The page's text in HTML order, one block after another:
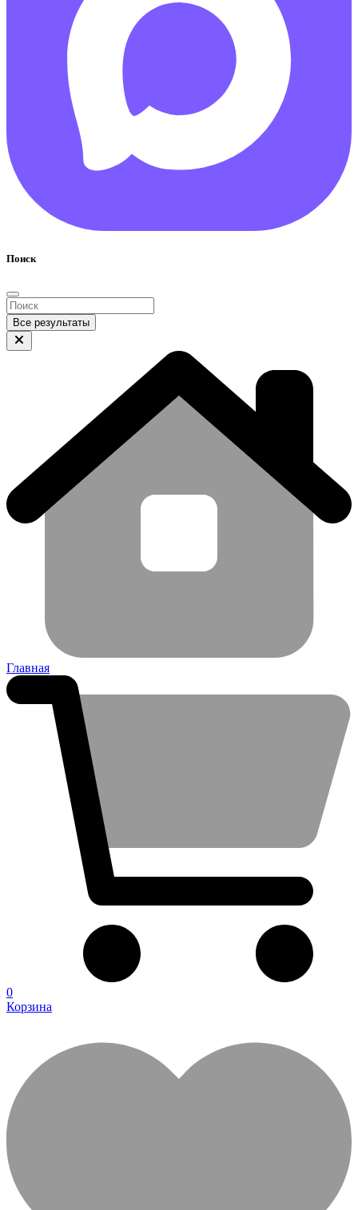
Поиск
Все результаты
Главная
0
Корзина